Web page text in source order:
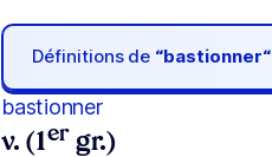
Définitions de “bastionner“
bastionner
v. (1er gr.)